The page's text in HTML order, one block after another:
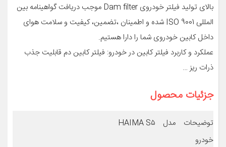
بالای تولید فیلتر خودروی Dam filter موجب دریافت گواهینامه بین
المللی ISO 9001 شده و اطمینان ،تضمین، کیفیت و سلامت هوای
داخل کابین خودروی شما را دارا هستیم.
عملکرد و کاربرد فیلتر کابین در خودرو: فیلتر کابین دم قابلیت جذب
ذرات ریز …
جزئیات محصول
توضیحات مدل
خودرو
HAIMA S۵